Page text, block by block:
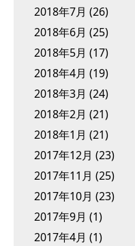
2018年7月 (26)
2018年6月 (25)
2018年5月 (17)
2018年4月 (19)
2018年3月 (24)
2018年2月 (21)
2018年1月 (21)
2017年12月 (23)
2017年11月 (25)
2017年10月 (23)
2017年9月 (1)
2017年4月 (1)